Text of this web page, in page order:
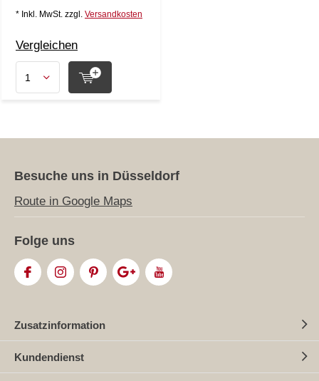
* Inkl. MwSt. zzgl. Versandkosten
Vergleichen
Besuche uns in Düsseldorf
Route in Google Maps
Folge uns
Zusatzinformation
Kundendienst